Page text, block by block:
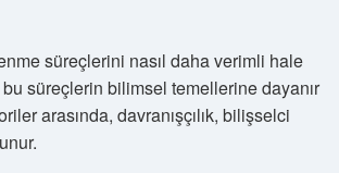
süreçlerini nasıl daha verimli hale
süreçlerin bilimsel temellerine dayanır
arasında, davranışçılık, bilişselci